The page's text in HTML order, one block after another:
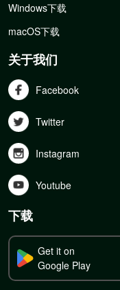
Windows下载
macOS下载
关于我们
Facebook
Twitter
Instagram
Youtube
下载
Get it on
Google Play